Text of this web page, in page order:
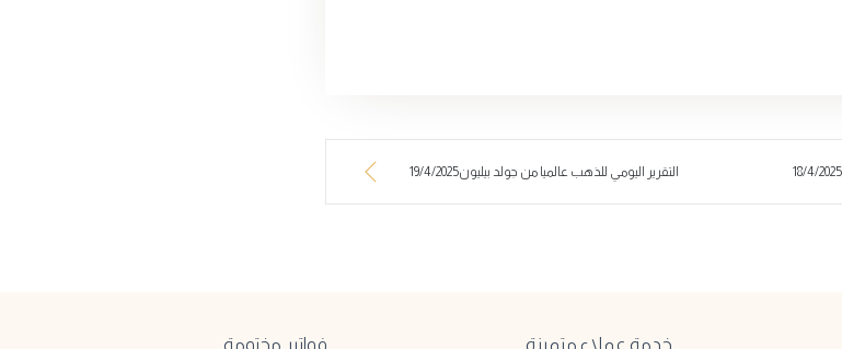
التقرير اليومي للذهب عالميا من جولد بيليون19/4/2025
خدمة عملاء متميزة فواتير مختومة